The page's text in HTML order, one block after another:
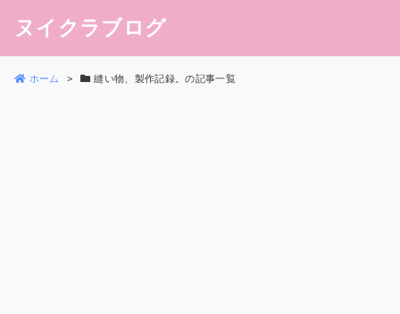
ヌイクラブログ
ホーム 縫い物、製作記録。の記事一覧